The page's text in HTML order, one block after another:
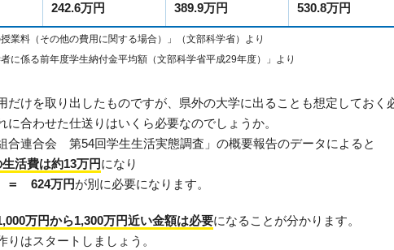
242.6万円 389.9万円 530.8万円
業料（その他の費用に関する場合）」（文部科学省）より
に係る前年度学生納付金平均額（文部科学省平成29年度）」より
だけを取り出したものですが、県外の大学に出ることも想定しておく
に合わせた仕送りはいくら必要なのでしょうか。
合連合会 第54回学生生活実態調査」の概要報告のデータによると
活費は約13万円になり
＝ 624万円が別に必要になります。
万円から1,300万円近い金額は必要になることが分かります。
りはスタートしましょう。